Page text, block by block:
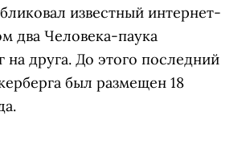
известный интернет-
два Человека-паука
на друга. До этого последний
был размещен 18